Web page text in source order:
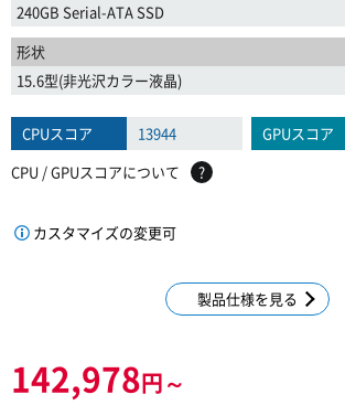
240GB Serial-ATA SSD
形状
15.6型(非光沢カラー液晶)
CPUスコア 13944 GPUスコア
CPU / GPUスコアについて
?
カスタマイズの変更可
製品仕様を見る
142,978円～